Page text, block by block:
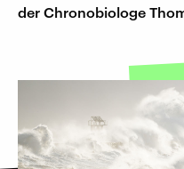
der Chronobiologe